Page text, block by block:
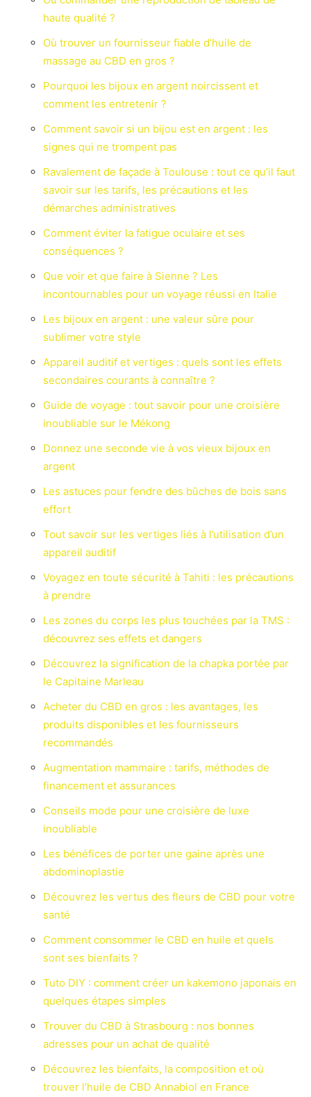
haute qualité ?
Où trouver un fournisseur fiable d’huile de
massage au CBD en gros ?
Pourquoi les bijoux en argent noircissent et
comment les entretenir ?
Comment savoir si un bijou est en argent : les
signes qui ne trompent pas
Ravalement de façade à Toulouse : tout ce qu’il faut
savoir sur les tarifs, les précautions et les
démarches administratives
Comment éviter la fatigue oculaire et ses
conséquences ?
Que voir et que faire à Sienne ? Les
incontournables pour un voyage réussi en Italie
Les bijoux en argent : une valeur sûre pour
sublimer votre style
Appareil auditif et vertiges : quels sont les effets
secondaires courants à connaître ?
Guide de voyage : tout savoir pour une croisière
inoubliable sur le Mékong
Donnez une seconde vie à vos vieux bijoux en
argent
Les astuces pour fendre des bûches de bois sans
effort
Tout savoir sur les vertiges liés à l’utilisation d’un
appareil auditif
Voyagez en toute sécurité à Tahiti : les précautions
à prendre
Les zones du corps les plus touchées par la TMS :
découvrez ses effets et dangers
Découvrez la signification de la chapka portée par
le Capitaine Marleau
Acheter du CBD en gros : les avantages, les
produits disponibles et les fournisseurs
recommandés
Augmentation mammaire : tarifs, méthodes de
financement et assurances
Conseils mode pour une croisière de luxe
inoubliable
Les bénéfices de porter une gaine après une
abdominoplastie
Découvrez les vertus des fleurs de CBD pour votre
santé
Comment consommer le CBD en huile et quels
sont ses bienfaits ?
Tuto DIY : comment créer un kakemono japonais en
quelques étapes simples
Trouver du CBD à Strasbourg : nos bonnes
adresses pour un achat de qualité
Découvrez les bienfaits, la composition et où
trouver l’huile de CBD Annabiol en France